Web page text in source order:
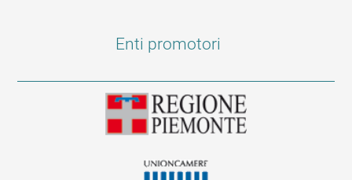
Enti promotori